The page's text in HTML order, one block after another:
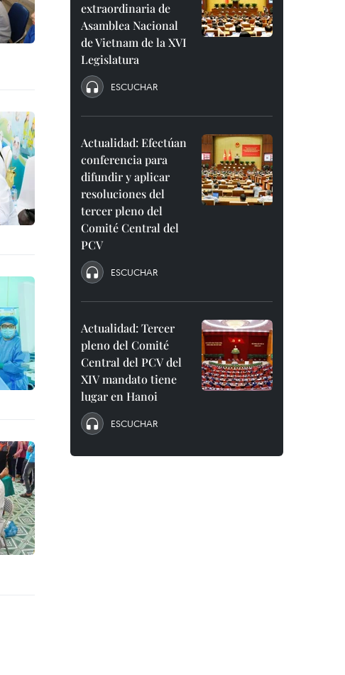
extraordinaria de
Asamblea Nacional
de Vietnam de la XVI
Legislatura
ESCUCHAR
Actualidad: Efectúan
conferencia para
difundir y aplicar
resoluciones del
tercer pleno del
Comité Central del
PCV
ESCUCHAR
Actualidad: Tercer
pleno del Comité
Central del PCV del
XIV mandato tiene
lugar en Hanoi
ESCUCHAR